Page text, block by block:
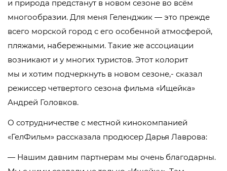
и природа предстанут в новом сезоне во всём
многообразии. Для меня Геленджик — это прежде
всего морской город с его особенной атмосферой,
пляжами, набережными. Такие же ассоциации
возникают и у многих туристов. Этот колорит
мы и хотим подчеркнуть в новом сезоне,- сказал
режиссер четвертого сезона фильма «Ищейка»
Андрей Головков.
О сотрудничестве с местной кинокомпанией
«ГелФильм» рассказала продюсер Дарья Лаврова:
— Нашим давним партнерам мы очень благодарны.